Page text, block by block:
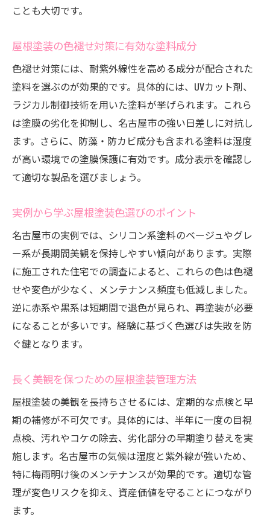
ことも大切です。
屋根塗装の色褪せ対策に有効な塗料成分
色褪せ対策には、耐紫外線性を高める成分が配合された
塗料を選ぶのが効果的です。具体的には、UVカット剤、
ラジカル制御技術を用いた塗料が挙げられます。これら
は塗膜の劣化を抑制し、名古屋市の強い日差しに対抗し
ます。さらに、防藻・防カビ成分も含まれる塗料は湿度
が高い環境での塗膜保護に有効です。成分表示を確認し
て適切な製品を選びましょう。
実例から学ぶ屋根塗装色選びのポイント
名古屋市の実例では、シリコン系塗料のベージュやグレ
ー系が長期間美観を保持しやすい傾向があります。実際
に施工された住宅での調査によると、これらの色は色褪
せや変色が少なく、メンテナンス頻度も低減しました。
逆に赤系や黒系は短期間で退色が見られ、再塗装が必要
になることが多いです。経験に基づく色選びは失敗を防
ぐ鍵となります。
長く美観を保つための屋根塗装管理方法
屋根塗装の美観を長持ちさせるには、定期的な点検と早
期の補修が不可欠です。具体的には、半年に一度の目視
点検、汚れやコケの除去、劣化部分の早期塗り替えを実
施します。名古屋市の気候は湿度と紫外線が強いため、
特に梅雨明け後のメンテナンスが効果的です。適切な管
理が変色リスクを抑え、資産価値を守ることにつながり
ます。